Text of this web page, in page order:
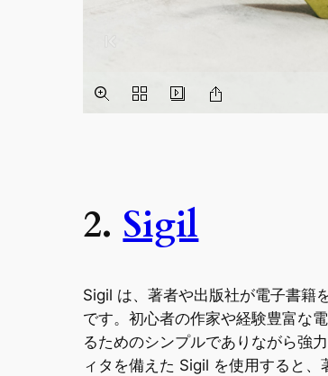
2.Sigil
Sigil は、著者や出版社が電子書籍
です。初心者の作家や経験豊富な
るためのシンプルでありながら強
ィタを備えた Sigil を使用すると